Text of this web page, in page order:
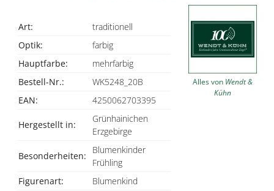
Art:
traditionell
Optik:
farbig
Hauptfarbe:
mehrfarbig
Bestell-Nr.:
WK5248_20B
EAN:
4250062703395
Hergestellt in:
Grünhainichen
Erzgebirge
Besonderheiten:
Blumenkinder
Frühling
Figurenart:
Blumenkind
Alles von Wendt &
Kühn